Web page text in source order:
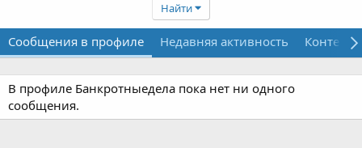
Найти
Сообщения в профиле Недавняя активность Контент
В профиле Банкротныедела пока нет ни одного
сообщения.